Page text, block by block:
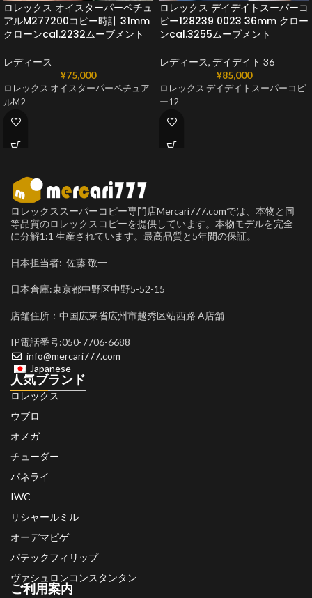
ロレックス オイスターパーペチュ
アルM277200コピー時計 31mm
クローンcal.2232ムーブメント
レディース
¥75,000
ロレックス オイスターパーペチュア
ルM2
ロレックス デイデイトスーパーコ
ピー128239 0023 36mm クロー
ンcal.3255ムーブメント
レディース, デイデイト 36
¥85,000
ロレックス デイデイトスーパーコピ
ー12
ロレックススーパーコピー専門店Mercari777.comでは、本物と同
等品質のロレックスコピーを提供しています。本物モデルを完全
に分解1:1 生産されています。最高品質と5年間の保証。
日本担当者: 佐藤 敬一
日本倉庫:東京都中野区中野5-52-15
店舗住所：中国広東省広州市越秀区站西路 A店舗
IP電話番号:050-7706-6688
info@mercari777.com
Japanese
人気ブランド
ロレックス
ウブロ
オメガ
チューダー
パネライ
IWC
リシャールミル
オーデマピゲ
パテックフィリップ
ヴァシュロンコンスタンタン
ご利用案内